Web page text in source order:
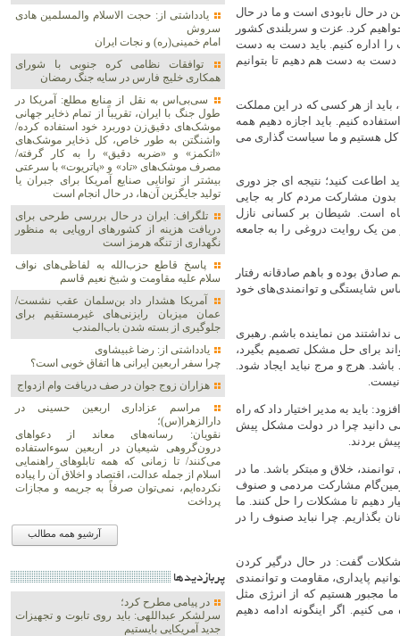
در حال نابودی است و ما در حال
کرد. عزت و سربلندی کشور
را اداره کنیم. باید دست به دست‌
دست به دست هم دهیم تا بتوانیم
باید از هر کسی که در این مملکت
کنیم. باید اجازه دهیم همه
کل هستیم و ما سیاست گذاری می
اطاعت کنید؛ نتیجه ای جز دوری
بدون مشارکت مردم کار به جایی
است. شیطان بر کسانی نازل
یک روایت دروغی را به جامعه
صادق بوده و باهم صادقانه رفتار
شایستگی و توانمندی‌های خود
نداشتند من نماینده باشم. رهبری
برای حل مشکل تصمیم بگیرد،
هرج و مرج نباید ایجاد شود.
باید به مدیر اختیار داد که راه
دانید چرا در دولت مشکل پیش
بردند.
خلاق و مبتکر باشد. ما در
مشارکت مردمی و صنوف
دهیم تا مشکلات را حل کنند. ما
بگذاریم. چرا نباید صنوف را در
گفت: در حال درگیر کردن
پایداری، مقاومت و توانمندی
مجبور هستیم که از انرژی مثل
کنیم. اگر اینگونه ادامه دهیم
یادداشتی از: حجت الاسلام والمسلمین هادی
سروش
امام خمینی(ره) و نجات ایران
توافقات نظامی کره جنوبی با شورای
همکاری خلیج فارس در سایه جنگ رمضان
سی‌بی‌اس به نقل از منابع مطلع: آمریکا در
طول جنگ با ایران، تقریباً از تمام ذخایر جهانی
موشک‌های دقیق‌زن دوربرد خود استفاده کرده/
واشنگتن به طور خاص، کل ذخایر موشک‌های
«اتکمز» و «ضربه دقیق» را به کار گرفته/
مصرف موشک‌های «تاد» و «پاتریوت» با سرعتی
بیشتر از توانایی صنایع آمریکا برای جبران یا
تولید جایگزین آن‌ها، در حال انجام است
تلگراف: ایران در حال بررسی طرحی برای
دریافت هزینه از کشورهای اروپایی به منظور
نگهداری از تنگه هرمز است
پاسخ قاطع حزب‌الله به لفاظی‌های نواف
سلام علیه مقاومت و شیخ نعیم قاسم
آمریکا هشدار داد بن‌سلمان عقب نشست/
عمان میزبان رایزنی‌های غیرمستقیم برای
جلوگیری از بسته شدن باب‌المندب
یادداشتی از: رضا غبیشاوی
چرا سفر اربعین ایرانی ها اتفاق خوبی است؟
هزاران زوج‌ جوان در صف دریافت وام ازدواج
مراسم عزاداری اربعین حسینی در
دارالزهرا(س)؛
نقویان: رسانه‌های معاند از دعواهای
درون‌گروهی شیعیان در اربعین سوءاستفاده
می‌کنند/ تا زمانی که همه تابلوهای راهنمایی
اسلام از جمله عدالت، اقتصاد و اخلاق آن را پیاده
نکرده‌ایم، نمی‌توان صرفاً به جریمه و مجازات
پرداخت
آرشیو همه مطالب
پربازديدها
در پیامی مطرح کرد؛
سرلشکر عبداللهی: باید روی تابوت و تجهیزات
جدید آمریکایی بایستیم